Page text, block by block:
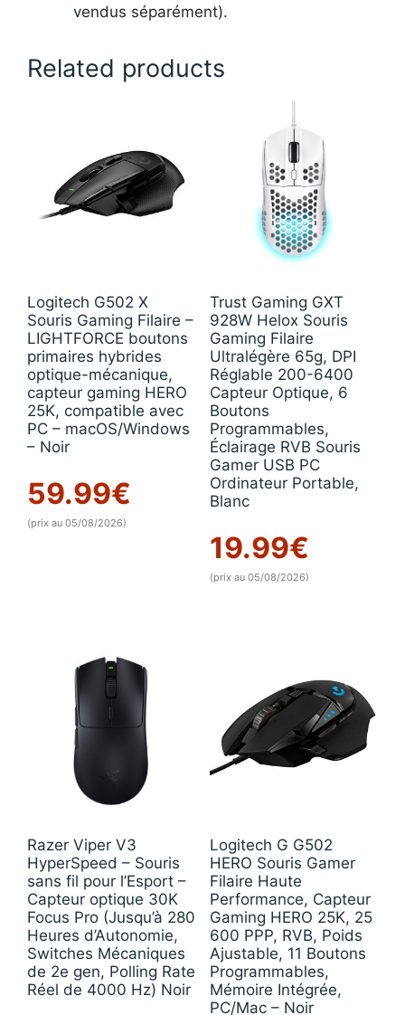
vendus séparément).
Related products
Logitech G502 X
Souris Gaming Filaire –
LIGHTFORCE boutons
primaires hybrides
optique-mécanique,
capteur gaming HERO
25K, compatible avec
PC – macOS/Windows
– Noir
59.99€
(prix au 05/08/2026)
Trust Gaming GXT
928W Helox Souris
Gaming Filaire
Ultralégère 65g, DPI
Réglable 200-6400
Capteur Optique, 6
Boutons
Programmables,
Éclairage RVB Souris
Gamer USB PC
Ordinateur Portable,
Blanc
19.99€
(prix au 05/08/2026)
Razer Viper V3
HyperSpeed – Souris
sans fil pour l’Esport –
Capteur optique 30K
Focus Pro (Jusqu’à 280
Heures d’Autonomie,
Switches Mécaniques
de 2e gen, Polling Rate
Réel de 4000 Hz) Noir
Logitech G G502
HERO Souris Gamer
Filaire Haute
Performance, Capteur
Gaming HERO 25K, 25
600 PPP, RVB, Poids
Ajustable, 11 Boutons
Programmables,
Mémoire Intégrée,
PC/Mac – Noir